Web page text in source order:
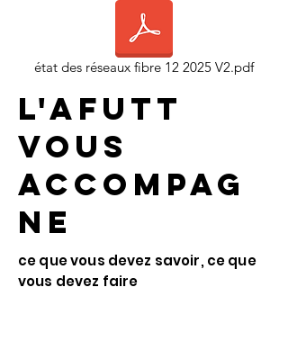
état des réseaux fibre 12 2025 V2.pdf
l'AFUTT
vous
accompag
ne
ce que vous devez savoir, ce que
vous devez faire